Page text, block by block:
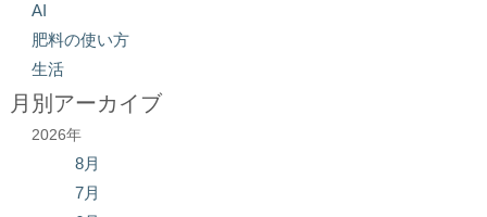
AI
肥料の使い方
生活
月別アーカイブ
2026年
8月
7月